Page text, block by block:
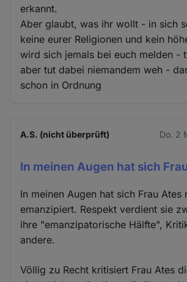
erkannt.
Aber glaubt, was ihr wollt - in sich
keine eurer Religionen und kein
wird sich jemals bei euch melden -
aber tut dabei niemandem weh -
schon in Ordnung
A.S. (nicht überprüft) Do. 2
In meinen Augen hat sich
In meinen Augen hat sich Frau Ates
emanzipiert. Respekt verdient sie
ihre "emanzipatorische Hälfte",
andere.
Völlig zu Recht kritisiert Frau Ates